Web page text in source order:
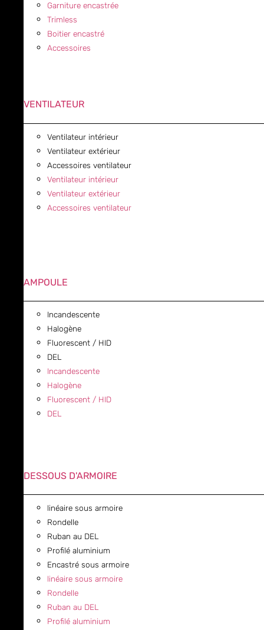
Garniture encastrée
Trimless
Boitier encastré
Accessoires
VENTILATEUR
Ventilateur intérieur
Ventilateur extérieur
Accessoires ventilateur
Ventilateur intérieur
Ventilateur extérieur
Accessoires ventilateur
AMPOULE
Incandescente
Halogène
Fluorescent / HID
DEL
Incandescente
Halogène
Fluorescent / HID
DEL
DESSOUS D'ARMOIRE
linéaire sous armoire
Rondelle
Ruban au DEL
Profilé aluminium
Encastré sous armoire
linéaire sous armoire
Rondelle
Ruban au DEL
Profilé aluminium